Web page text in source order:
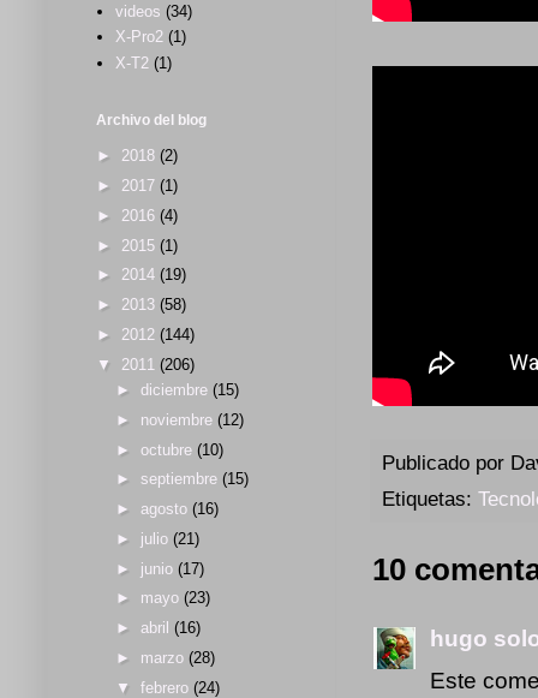
Publicado por
Etiquetas:
10
hugo
Este
videos (34)
X-Pro2 (1)
X-T2 (1)
Archivo del blog
► 2018 (2)
► 2017 (1)
► 2016 (4)
► 2015 (1)
► 2014 (19)
► 2013 (58)
► 2012 (144)
▼ 2011 (206)
► diciembre (15)
► noviembre (12)
► octubre (10)
► septiembre (15)
► agosto (16)
► julio (21)
► junio (17)
► mayo (23)
► abril (16)
► marzo (28)
▼ febrero (24)